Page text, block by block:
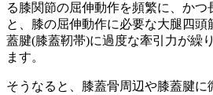
る膝関節の屈伸動作を頻繁に、かつ
と、膝の屈伸動作に必要な大腿四頭
蓋腱(膝蓋靭帯)に過度な牽引力が繰
ます。
そうなると、膝蓋骨周辺や膝蓋腱に